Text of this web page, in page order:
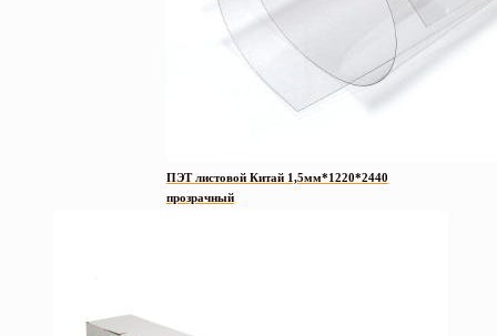
ПЭТ листовой Китай 1,5мм*1220*2440
прозрачный